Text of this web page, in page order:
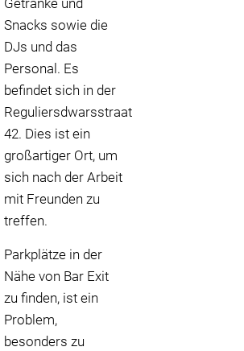
Getränke und
Snacks sowie die
DJs und das
Personal. Es
befindet sich in der
Reguliersdwarsstraat
42. Dies ist ein
großartiger Ort, um
sich nach der Arbeit
mit Freunden zu
treffen.
Parkplätze in der
Nähe von Bar Exit
zu finden, ist ein
Problem,
besonders zu